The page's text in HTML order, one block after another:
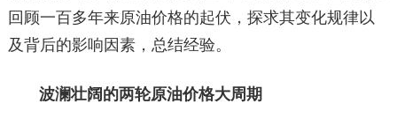
回顾一百多年来原油价格的起伏，探求其变化规律以
及背后的影响因素，总结经验。
波澜壮阔的两轮原油价格大周期